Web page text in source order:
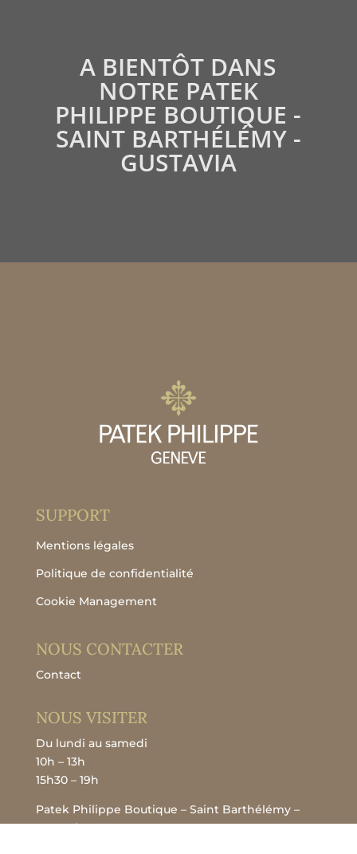
A BIENTÔT DANS
NOTRE PATEK
PHILIPPE BOUTIQUE -
SAINT BARTHÉLÉMY -
GUSTAVIA
SUPPORT
Mentions légales
Politique de confidentialité
Cookie Management
NOUS CONTACTER
Contact
NOUS VISITER
Du lundi au samedi
10h – 13h
15h30 – 19h
Patek Philippe Boutique – Saint Barthélémy –
Gustavia